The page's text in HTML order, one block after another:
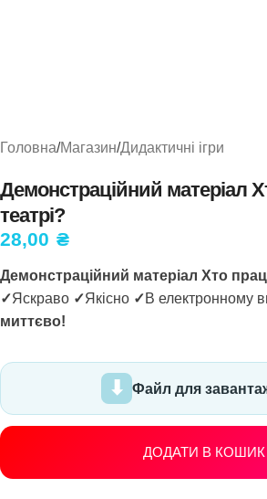
Головна/Магазин/Дидактичні ігри
Демонстраційний матеріал
театрі?
28,00 ₴
Демонстраційний матеріал Хто
✓Яскраво ✓Якісно ✓В електронному
миттєво!
Файл для
ДОДАТИ В КОШИК